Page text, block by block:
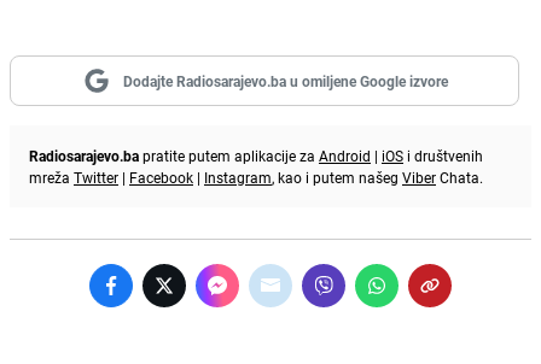
Dodajte Radiosarajevo.ba u omiljene Google izvore
Radiosarajevo.bapratite putem aplikacije za Android | iOS i društvenih
mreža Twitter | Facebook | Instagram, kao i putem našeg ViberChata.